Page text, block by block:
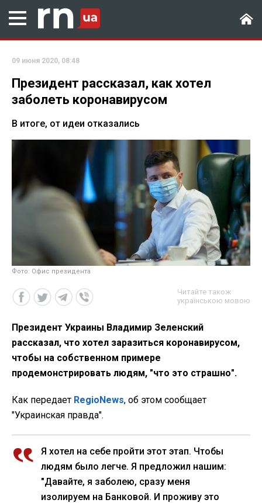
09 июня 2020, 08:48
Президент рассказал, как хотел
заболеть коронавирусом
В итоге, от идеи отказались
Фото: Офис президента
Читайте також
українською мовою
Президент Украины Владимир Зеленский
рассказал, что хотел заразиться коронавирусом,
чтобы на собственном примере
продемонстрировать людям, "что это страшно".
Как передает RegioNews, об этом сообщает
"Украинская правда".
Я хотел на себе пройти этот этап. Чтобы
людям было легче. Я предложил нашим:
"Давайте, я заболею, сразу меня
изолируем на Банковой. И проживу это